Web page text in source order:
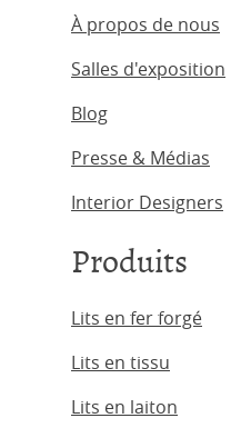
À propos de nous
Salles d'exposition
Blog
Presse & Médias
Interior Designers
Produits
Lits en fer forgé
Lits en tissu
Lits en laiton